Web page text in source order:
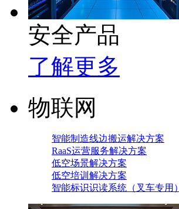
安全产品
了解更多
物联网
智能制造线边搬运解决方案
RaaS运营服务解决方案
低空场景解决方案
低空培训解决方案
智能标识识读系统（叉车专用）